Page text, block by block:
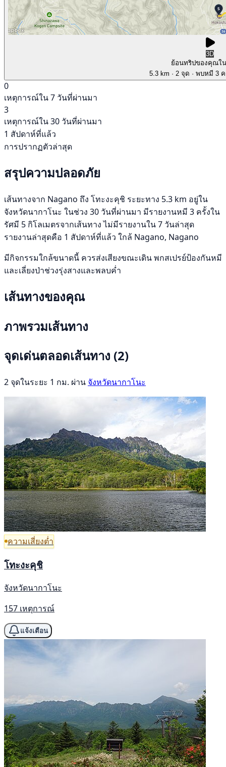
3D
ย้อนทริปของคุณใ
5.3 km · 2 จุด · พบหมี 3
0
เหตุการณ์ใน 7 วันที่ผ่านมา
3
เหตุการณ์ใน 30 วันที่ผ่านมา
1 สัปดาห์ที่แล้ว
การปรากฏตัวล่าสุด
สรุปความปลอดภัย
เส้นทางจาก Nagano ถึง โทะงะคุชิ ระยะทาง 5.3 km อยู่ใน
จังหวัดนากาโนะ ในช่วง 30 วันที่ผ่านมา มีรายงานหมี 3 ครั้งใน
รัศมี 5 กิโลเมตรจากเส้นทาง ไม่มีรายงานใน 7 วันล่าสุด
รายงานล่าสุดคือ 1 สัปดาห์ที่แล้ว ใกล้ Nagano, Nagano
มีกิจกรรมใกล้ขนาดนี้ ควรส่งเสียงขณะเดิน พกสเปรย์ป้องกันหมี
และเลี่ยงป่าช่วงรุ่งสางและพลบค่ำ
เส้นทางของคุณ
ภาพรวมเส้นทาง
จุดเด่นตลอดเส้นทาง (2)
2 จุดในระยะ 1 กม. ผ่าน จังหวัดนากาโนะ
ความเสี่ยงต่ำ
โทะงะคุชิ
จังหวัดนากาโนะ
157 เหตุการณ์
แจ้งเตือน